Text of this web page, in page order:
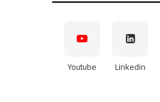
Linkedin
Youtube